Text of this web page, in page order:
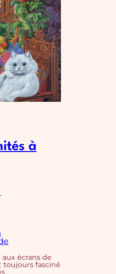
à
écrans de
toujours fasciné